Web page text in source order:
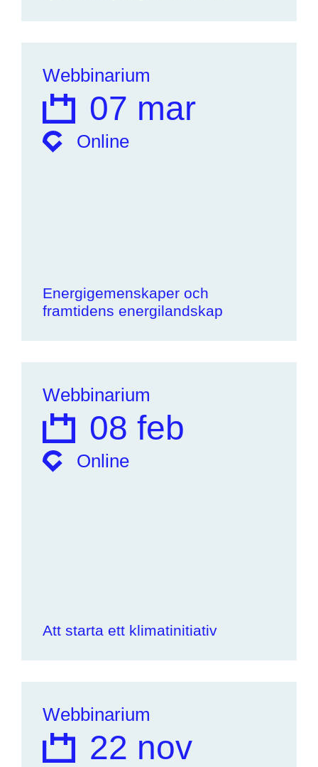
Webbinarium
07 mar
Online
Energigemenskaper och
framtidens energilandskap
Webbinarium
08 feb
Online
Att starta ett klimatinitiativ
Webbinarium
22 nov